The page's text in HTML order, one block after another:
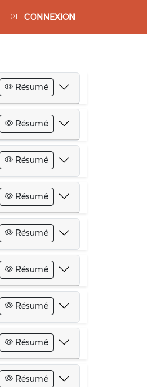
CONNEXION
Résumé
Résumé
Résumé
Résumé
Résumé
Résumé
Résumé
Résumé
Résumé